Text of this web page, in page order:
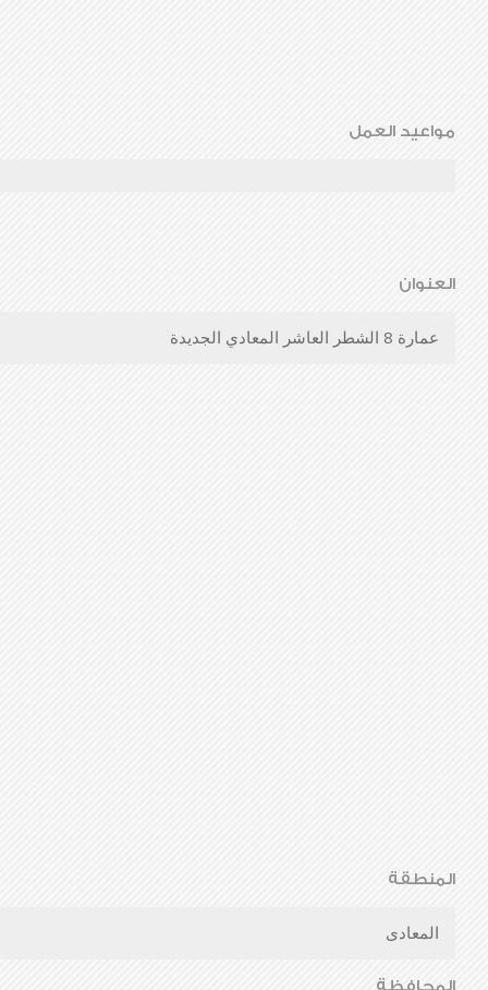
مواعيد العمل
العنوان
عمارة 8 الشطر العاشر المعادي الجديدة
المنطقة
المعادى
المحافظة